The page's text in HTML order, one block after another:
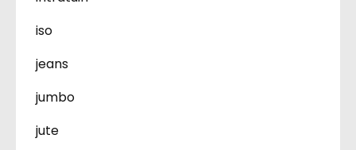
iso
jeans
jumbo
jute